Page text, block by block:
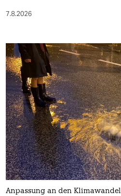
7.8.2026
Anpassung an den Klimawandel